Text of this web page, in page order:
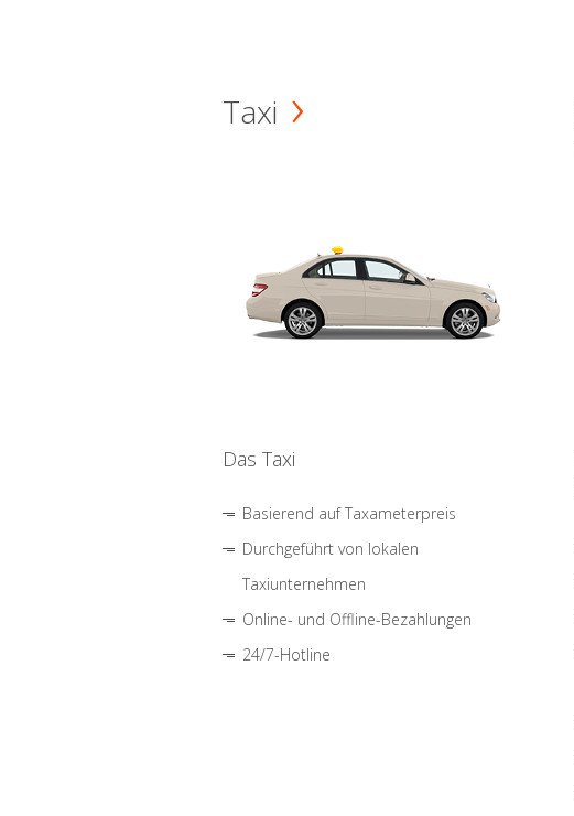
Taxi
Das Taxi
Basierend auf Taxameterpreis
Durchgeführt von lokalen
Taxiunternehmen
Online- und Offline-Bezahlungen
24/7-Hotline